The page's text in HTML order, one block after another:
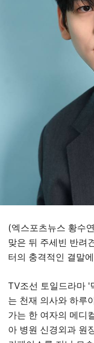
(엑스포츠뉴스 황수
맞은 뒤 주세빈 반려
터의 충격적인 결말
TV조선 토일드라마 '
는 천재 의사와 하루
가는 한 여자의 메디
아 병원 신경외과 원